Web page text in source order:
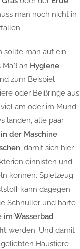
man noch nicht in
sollte man auf ein
Maß an Hygiene
zum Beispiel
oder Beißringe aus
am oder im Mund
landen, alle paar
in der Maschine
, damit sich hier
einnisten und
können. Spielzeug
kann dagegen
Schnuller und harte
im Wasserbad
werden. Und damit
Haustiere